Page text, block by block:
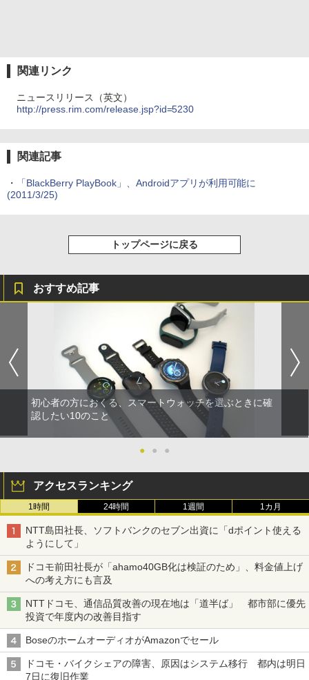
関連リンク
ニュースリリース（英文）
http://press.rim.com/release.jsp?id=5230
関連記事
・
「BlackBerry PlayBook」、Androidアプリが利用可能に
(2011/3/25)
トップページに戻る
おすすめ記事
初心者の方におくる、スマートウォッチを選ぶときに確
認したい10のこと
● ● ●
アクセスランキング
1時間 24時間 1週間 1カ月
NTT島田社長、ソフトバンクのセブン出資に「dポイント使える
ようにして」
ドコモ前田社長が「ahamo40GB化は検証のため」、料金値上げ
への考え方にも言及
NTTドコモ、通信品質改善の現在地は「道半ば」 都市部に優先
投資で年度内の改善目指す
BoseのホームオーディオがAmazonでセール
ドコモ・バイクシェアの障害、原因はシステム移行 都内は明日
7日に復旧作業